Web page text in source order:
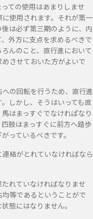
ての使用はあまりしませ
使用されます。それが第一
は必ず第三期のように、内
外方に支点を求めるべきで
んのこと、直行進において
させておいた方がよいで
の回転を行うため、直行進
しかし、そうはいっても直
はまっすぐでなけれぱなり
肢はまっすぐに前方へ踏歩
っているべきです。
絡がとれていなければなら
れていなければなりませ
等であるということがで
態にはなりません。